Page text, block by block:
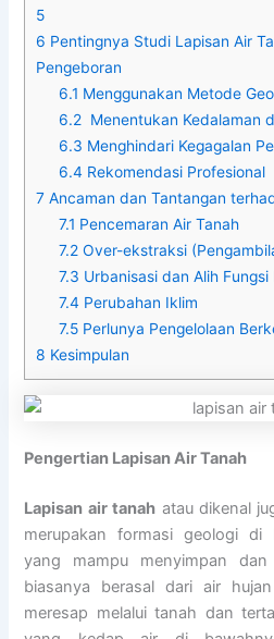
5
6 Pentingnya Studi Lapisan Air
Pengeboran
6.1 Menggunakan Metode
6.2
Menentukan Kedalaman
6.3 Menghindari Kegagalan
6.4 Rekomendasi Profesional
7 Ancaman dan Tantangan
7.1 Pencemaran Air Tanah
7.2 Over-ekstraksi
7.3 Urbanisasi dan Alih Fungsi
7.4 Perubahan Iklim
7.5 ️Perlunya Pengelolaan
8 Kesimpulan
Pengertian Lapisan Air Tanah
Lapisan air tanah atau dikenal
merupakan formasi geologi di
yang mampu menyimpan
biasanya berasal dari air
meresap melalui tanah dan